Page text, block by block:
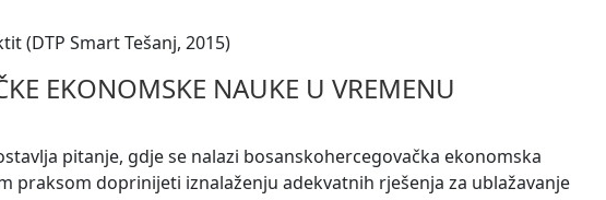
(DTP Smart Tešanj, 2015)
EKONOMSKE NAUKE U VREMENU
pitanje, gdje se nalazi bosanskohercegovačka ekonomska
praksom doprinijeti iznalaženju adekvatnih rješenja za ublažavanje